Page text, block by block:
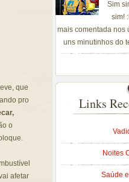
que
pro
o
afetar
Sim
sim!
mais comentada nos
uns minutinhos do
Links
Noites
Saúde